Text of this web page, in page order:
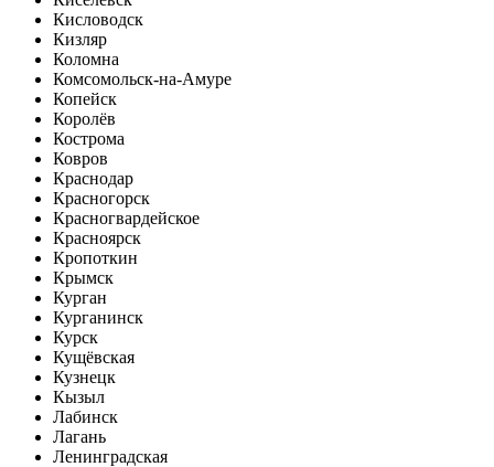
Кисловодск
Кизляр
Коломна
Комсомольск-на-Амуре
Копейск
Королёв
Кострома
Ковров
Краснодар
Красногорск
Красногвардейское
Красноярск
Кропоткин
Крымск
Курган
Курганинск
Курск
Кущёвская
Кузнецк
Кызыл
Лабинск
Лагань
Ленинградская